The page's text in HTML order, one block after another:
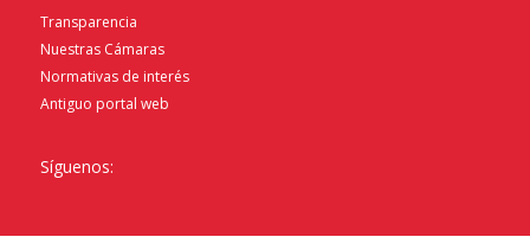
Transparencia
Nuestras Cámaras
Normativas de interés
Antiguo portal web
Síguenos: